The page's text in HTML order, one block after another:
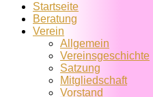
Startseite
Beratung
Verein
Allgemein
Vereins­geschichte
Satzung
Mitglied­schaft
Vorstand